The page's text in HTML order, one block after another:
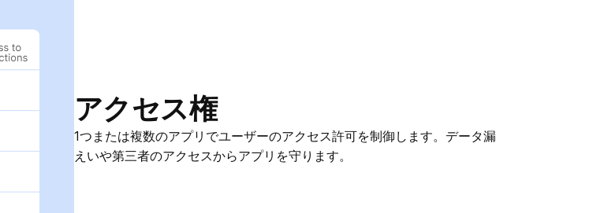
アクセス権
1つまたは複数のアプリでユーザーのアクセス許可を制御します。データ漏
えいや第三者のアクセスからアプリを守ります。